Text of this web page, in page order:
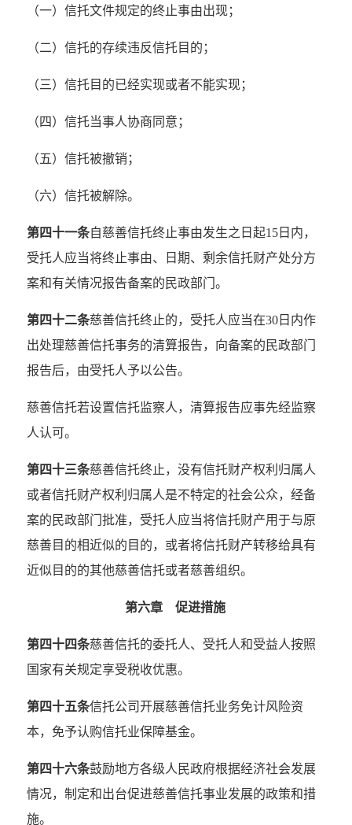
（一）信托文件规定的终止事由出现；
（二）信托的存续违反信托目的；
（三）信托目的已经实现或者不能实现；
（四）信托当事人协商同意；
（五）信托被撤销；
（六）信托被解除。
第四十一条自慈善信托终止事由发生之日起15日内，
受托人应当将终止事由、日期、剩余信托财产处分方
案和有关情况报告备案的民政部门。
第四十二条慈善信托终止的，受托人应当在30日内作
出处理慈善信托事务的清算报告，向备案的民政部门
报告后，由受托人予以公告。
慈善信托若设置信托监察人，清算报告应事先经监察
人认可。
第四十三条慈善信托终止，没有信托财产权利归属人
或者信托财产权利归属人是不特定的社会公众，经备
案的民政部门批准，受托人应当将信托财产用于与原
慈善目的相近似的目的，或者将信托财产转移给具有
近似目的的其他慈善信托或者慈善组织。
第六章 促进措施
第四十四条慈善信托的委托人、受托人和受益人按照
国家有关规定享受税收优惠。
第四十五条信托公司开展慈善信托业务免计风险资
本，免予认购信托业保障基金。
第四十六条鼓励地方各级人民政府根据经济社会发展
情况，制定和出台促进慈善信托事业发展的政策和措
施。